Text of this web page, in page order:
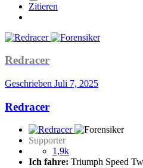
Zitieren
Redracer
Geschrieben Juli 7, 2025
Redracer
Supporter
1,9k
Ich fahre: Triumph Speed